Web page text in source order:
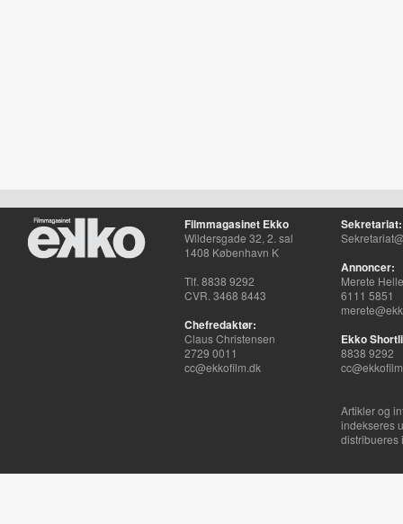
Filmmagasinet Ekko
Wildersgade 32, 2. sal
1408 København K
Tlf. 8838 9292
CVR. 3468 8443
Chefredaktør:
Claus Christensen
2729 0011
cc@ekkofilm.dk
Sekretariat:
Annoncer:
Merete
6111 5851
Ekko
8838 9292
Artikler og
indekseres
distribueres